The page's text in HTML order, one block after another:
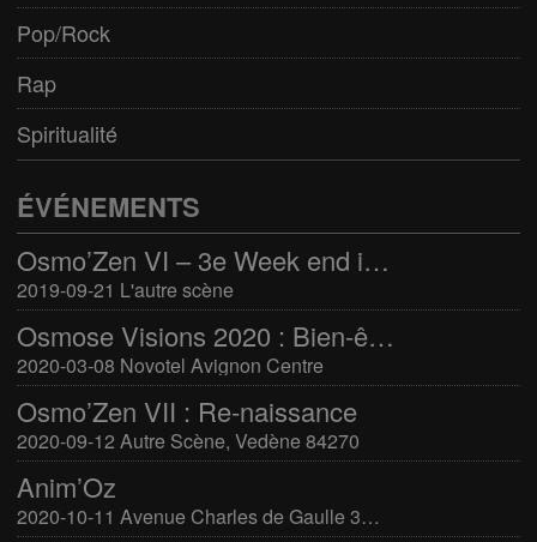
Pop/Rock
Rap
Spiritualité
ÉVÉNEMENTS
Osmo’Zen VI – 3e Week end international du bien-être
2019-09-21 L'autre scène
Osmose Visions 2020 : Bien-être et arts divinatoires
2020-03-08 Novotel Avignon Centre
Osmo’Zen VII : Re-naissance
2020-09-12 Autre Scène, Vedène 84270
Anim’Oz
2020-10-11 Avenue Charles de Gaulle 30400 Villeneuve-Lès-Avignon